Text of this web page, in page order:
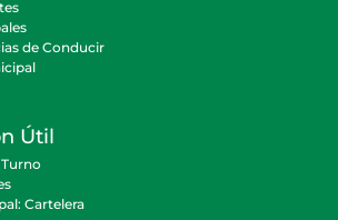
de Conducir
Útil
Cartelera